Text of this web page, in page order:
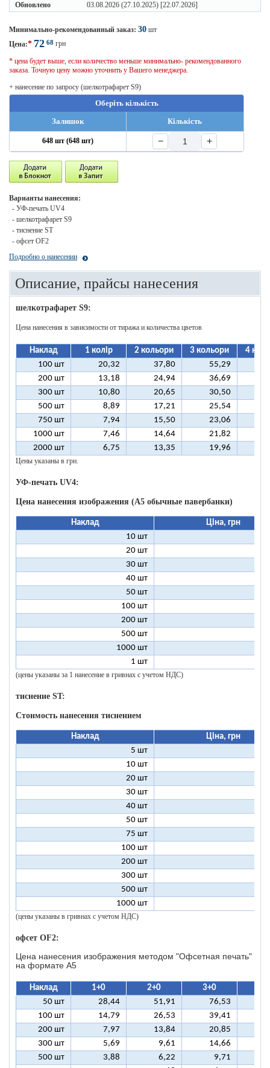
Обновлено 03.08.2026 (27.10.2025) [22.07.2026]
Минимально-рекомендованный заказ: 30 шт
Цена:* 72 68 грн
* цена будет выше, если количество меньше минимально- рекомендованного
заказа. Точную цену можно уточнить у Вашего менеджера.
+ нанесение по запросу (шелкотрафарет S9)
Оберіть кількість
Залишок
Кількість
648 шт (648 шт) − +
Варианты нанесения:
- УФ-печать UV4
- шелкотрафарет S9
- тиснение ST
- офсет OF2
Подробно о нанесении
Описание, прайсы нанесения
шелкотрафарет S9:
Цена нанесения в зависимости от тиража и количества цветов
Наклад 1 колір 2 кольори 3 кольори
4
100 шт
20,32 37,80 55,29
200 шт
13,18 24,94 36,69
300 шт
10,80 20,65 30,50
500 шт
8,89 17,21 25,54
750 шт
7,94 15,50 23,06
1000 шт
7,46 14,64 21,82
2000 шт
6,75 13,35 19,96
Цены указаны в грн.
УФ-печать UV4:
Цена нанесения изображения (А5 обычные павербанки)
Наклад
Ціна, грн
10 шт
20 шт
30 шт
40 шт
50 шт
100 шт
200 шт
500 шт
1000 шт
1 шт
(цены указаны за 1 нанесение в гривнах с учетом НДС)
тиснение ST:
Стоимость нанесения тиснением
Наклад
Ціна, грн
5 шт
10 шт
20 шт
30 шт
40 шт
50 шт
75 шт
100 шт
200 шт
300 шт
500 шт
1000 шт
(цены указаны в гривнах с учетом НДС)
офсет OF2:
Цена нанесения изображения методом "Офсетная печать"
на формате A5
Наклад 1+0 2+0 3+0
50 шт
28,44 51,91 76,53
100 шт
14,79 26,53 39,41
200 шт
7,97 13,84 20,85
300 шт
5,69 9,61 14,66
500 шт
3,88 6,22 9,71